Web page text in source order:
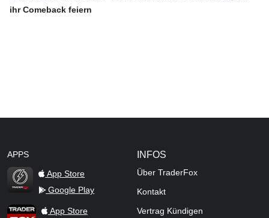
ihr Comeback feiern
APPS
TraderFox Flash
App Store
Google Play
TraderFox AppApp Store
INFOS
Über TraderFox
Kontakt
Vertrag Kündigen